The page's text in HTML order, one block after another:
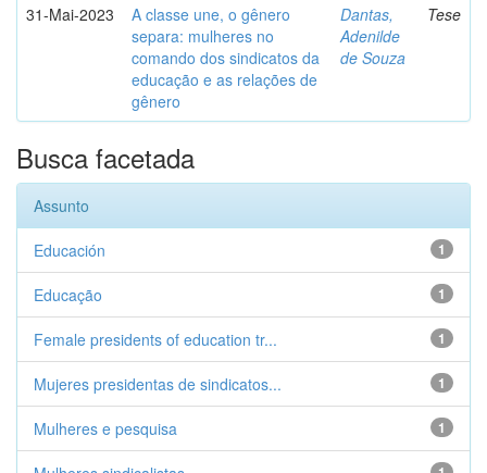
31-Mai-2023
A classe une, o gênero
separa: mulheres no
comando dos sindicatos da
educação e as relações de
gênero
Dantas,
Adenilde
de Souza
Tese
Busca facetada
Assunto
1
Educación
1
Educação
1
Female presidents of education tr...
1
Mujeres presidentas de sindicatos...
1
Mulheres e pesquisa